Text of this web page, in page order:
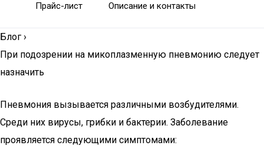
Прайс-лист Описание и контакты
Блог ›
При подозрении на микоплазменную пневмонию следует
назначить
Пневмония вызывается различными возбудителями.
Среди них вирусы, грибки и бактерии. Заболевание
проявляется следующими симптомами: